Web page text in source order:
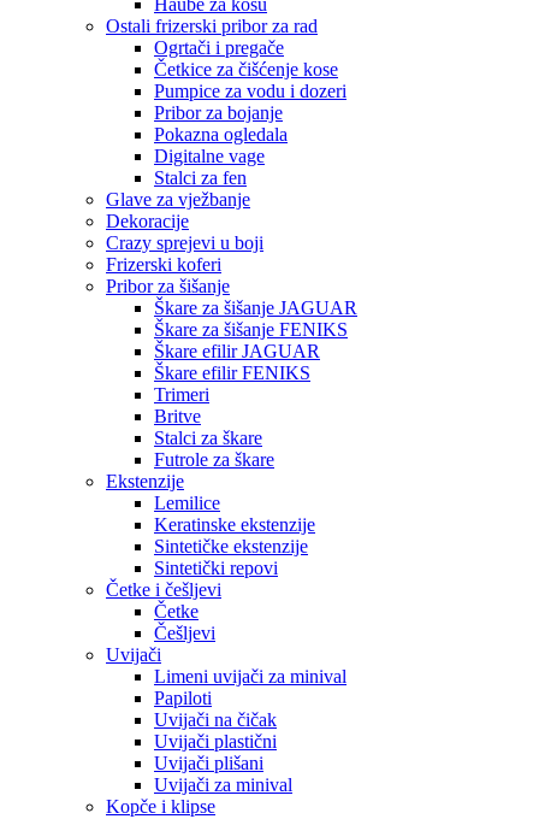
Haube za kosu
Ostali frizerski pribor za rad
Ogrtači i pregače
Četkice za čišćenje kose
Pumpice za vodu i dozeri
Pribor za bojanje
Pokazna ogledala
Digitalne vage
Stalci za fen
Glave za vježbanje
Dekoracije
Crazy sprejevi u boji
Frizerski koferi
Pribor za šišanje
Škare za šišanje JAGUAR
Škare za šišanje FENIKS
Škare efilir JAGUAR
Škare efilir FENIKS
Trimeri
Britve
Stalci za škare
Futrole za škare
Ekstenzije
Lemilice
Keratinske ekstenzije
Sintetičke ekstenzije
Sintetički repovi
Četke i češljevi
Četke
Češljevi
Uvijači
Limeni uvijači za minival
Papiloti
Uvijači na čičak
Uvijači plastični
Uvijači plišani
Uvijači za minival
Kopče i klipse